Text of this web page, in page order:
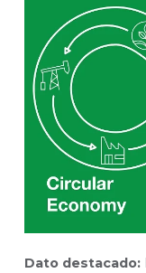
Dato destacado: